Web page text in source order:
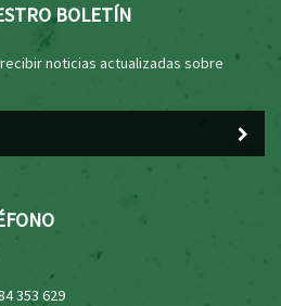
BOLETÍN
noticias actualizadas sobre
353 629